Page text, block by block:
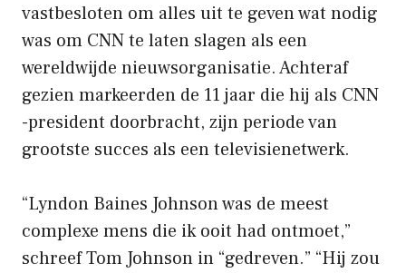
vastbesloten om alles uit te geven wat nodig
was om CNN te laten slagen als een
wereldwijde nieuwsorganisatie. Achteraf
gezien markeerden de 11 jaar die hij als CNN
-president doorbracht, zijn periode van
grootste succes als een televisienetwerk.
“Lyndon Baines Johnson was de meest
complexe mens die ik ooit had ontmoet,”
schreef Tom Johnson in “gedreven.” “Hij zou